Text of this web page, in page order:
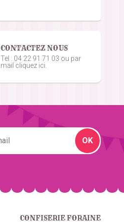
CONTACTEZ NOUS
Tel : 04 22 91 71 03 ou par
mail cliquez ici.
OK
CONFISERIE FORAINE